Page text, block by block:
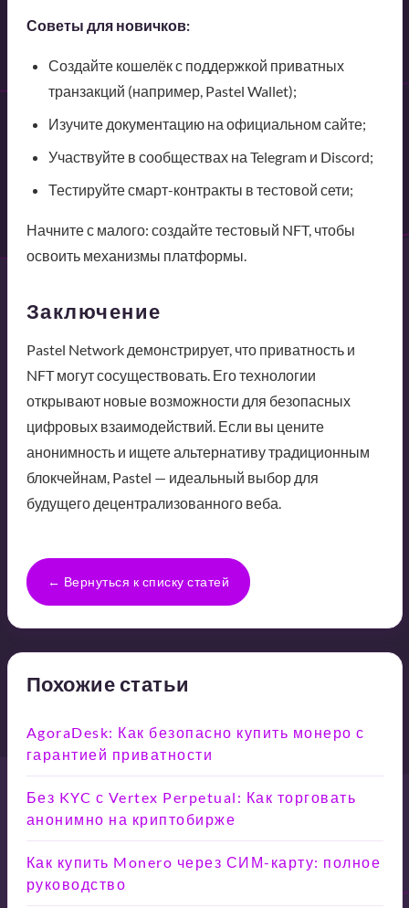
Советы для новичков:
Создайте кошелёк с поддержкой приватных
транзакций (например, Pastel Wallet);
Изучите документацию на официальном сайте;
Участвуйте в сообществах на Telegram и Discord;
Тестируйте смарт-контракты в тестовой сети;
Начните с малого: создайте тестовый NFT, чтобы
освоить механизмы платформы.
Заключение
Pastel Network демонстрирует, что приватность и
NFT могут сосуществовать. Его технологии
открывают новые возможности для безопасных
цифровых взаимодействий. Если вы цените
анонимность и ищете альтернативу традиционным
блокчейнам, Pastel — идеальный выбор для
будущего децентрализованного веба.
← Вернуться к списку статей
Похожие статьи
AgoraDesk: Как безопасно купить монеро с
гарантией приватности
Без KYC с Vertex Perpetual: Как торговать
анонимно на криптобирже
Как купить Monero через СИМ-карту: полное
руководство